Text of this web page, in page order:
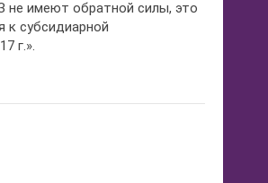
не имеют обратной силы, это
к субсидиарной
г.».